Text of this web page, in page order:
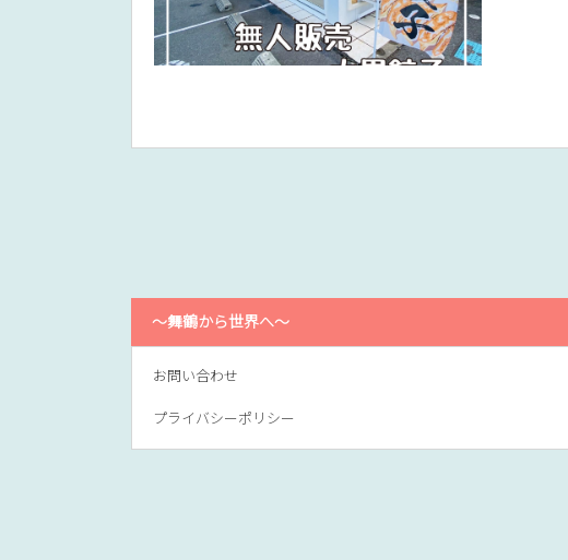
～舞鶴から世界へ～
お問い合わせ
プライバシーポリシー